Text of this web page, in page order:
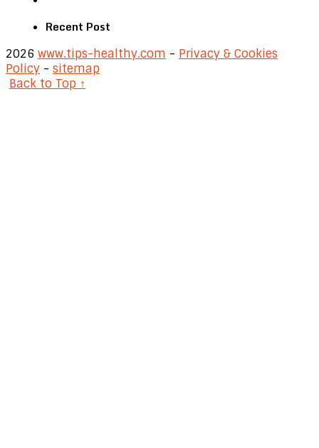
Recent Post
2026 www.tips-healthy.com - Privacy & Cookies
Policy - sitemap
Back to Top ↑